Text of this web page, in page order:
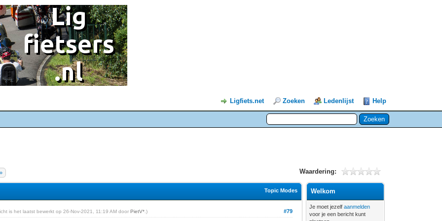
Ligfiets.net Zoeken Ledenlijst Help
Waardering:
Topic Modes
#79
is het laatst bewerkt op 26-Nov-2021, 11:19 AM doorPietV* .)
Welkom
Je moet jezelfaanmelden
voor je een bericht kunt